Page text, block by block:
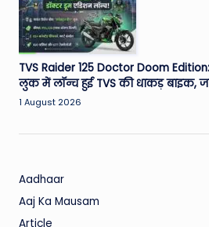
TVS Raider 125 Doctor Doom
लुक में लॉन्च हुई TVS की धाकड़ बाइक,
1 August 2026
Aadhaar
Aaj Ka Mausam
Article